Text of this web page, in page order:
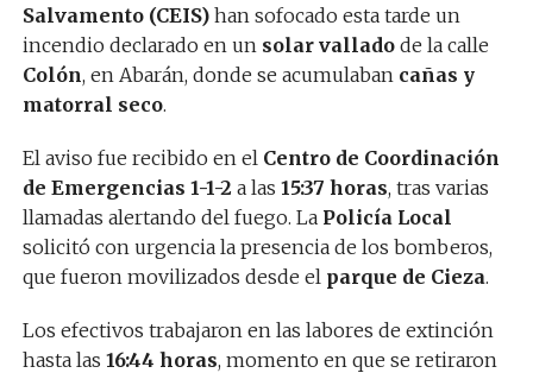
Salvamento (CEIS)han sofocado esta tarde un
incendio declarado en un solar valladode la calle
Colón, en Abarán, donde se acumulaban cañas y
matorral seco.
El aviso fue recibido en el Centro de Coordinación
de Emergencias 1-1-2 a las 15:37 horas, tras varias
llamadas alertando del fuego. La Policía Local
solicitó con urgencia la presencia de los bomberos,
que fueron movilizados desde el parque de Cieza.
Los efectivos trabajaron en las labores de extinción
hasta las 16:44 horas, momento en que se retiraron